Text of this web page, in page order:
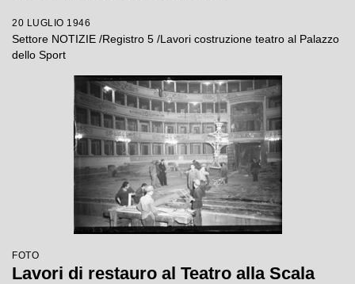
20 LUGLIO 1946
Settore NOTIZIE /Registro 5 /Lavori costruzione teatro al Palazzo
dello Sport
FOTO
Lavori di restauro al Teatro alla Scala